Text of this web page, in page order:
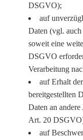
DSGVO);
auf
Daten (vgl.
soweit eine
DSGVO
Verarbeitung
auf Erhalt
bereitgestellten
Daten an
Art. 20
auf